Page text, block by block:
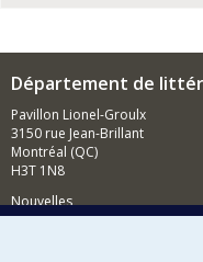
Département de
Pavillon Lionel-Groulx
3150 rue Jean-Brillant
Montréal (QC)
H3T 1N8
Nouvelles